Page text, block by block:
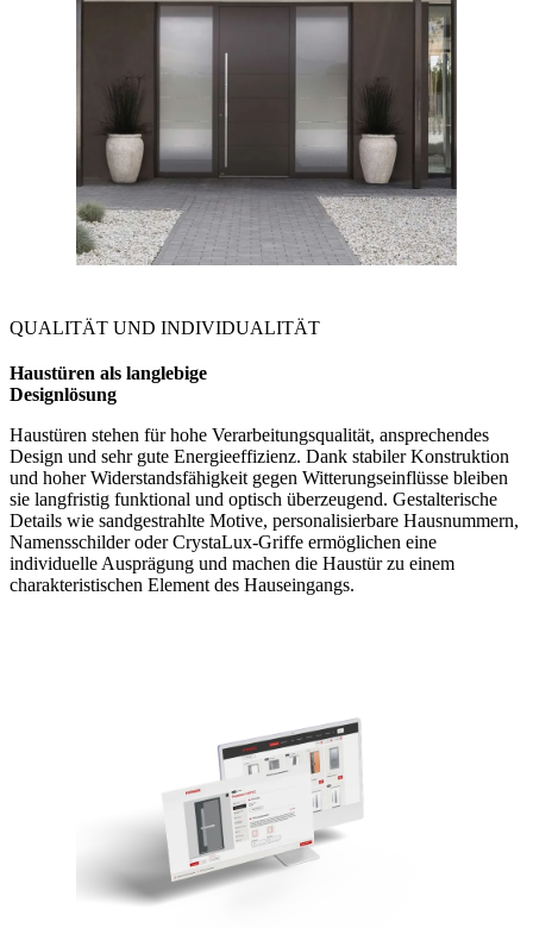
QUALITÄT UND INDIVIDUALITÄT
Haustüren als langlebige
Designlösung
Haustüren stehen für hohe Verarbeitungsqualität, ansprechendes
Design und sehr gute Energieeffizienz. Dank stabiler Konstruktion
und hoher Widerstandsfähigkeit gegen Witterungseinflüsse bleiben
sie langfristig funktional und optisch überzeugend. Gestalterische
Details wie sandgestrahlte Motive, personalisierbare Hausnummern,
Namensschilder oder CrystaLux-Griffe ermöglichen eine
individuelle Ausprägung und machen die Haustür zu einem
charakteristischen Element des Hauseingangs.